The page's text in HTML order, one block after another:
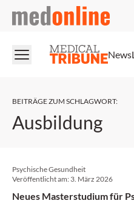
medonline
News
BEITRÄGE ZUM SCHLAGWORT:
Ausbildung
Psychische Gesundheit
Veröffentlicht am: 3. März 2026
Neues Masterstudium für